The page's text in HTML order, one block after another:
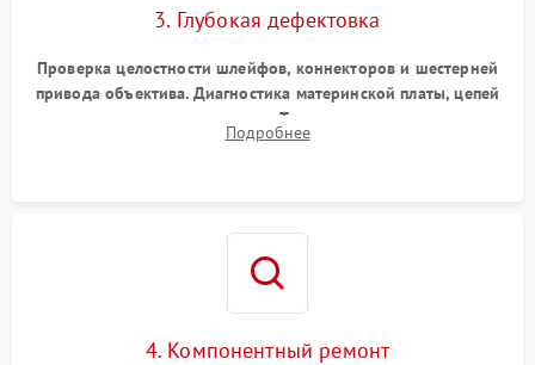
3. Глубокая дефектовка
Проверка целостности шлейфов, коннекторов и шестерней
привода объектива. Диагностика материнской платы, цепей
питания и картоприемника. Тестирование механизма
затвора и блока внутрикамерной стабилизации.
Подробнее
4. Компонентный ремонт